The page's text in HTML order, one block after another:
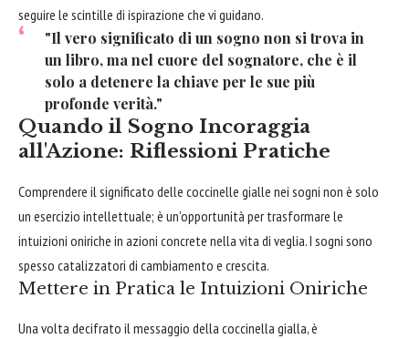
seguire le scintille di ispirazione che vi guidano.
"Il vero significato di un sogno non si trova in
un libro, ma nel cuore del sognatore, che è il
solo a detenere la chiave per le sue più
profonde verità."
Quando il Sogno Incoraggia
all'Azione: Riflessioni Pratiche
Comprendere il significato delle coccinelle gialle nei sogni non è solo
un esercizio intellettuale; è un'opportunità per trasformare le
intuizioni oniriche in azioni concrete nella vita di veglia. I sogni sono
spesso catalizzatori di cambiamento e crescita.
Mettere in Pratica le Intuizioni Oniriche
Una volta decifrato il messaggio della coccinella gialla, è